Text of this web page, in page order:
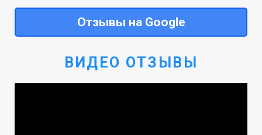
Отзывы на Google
ВИДЕО ОТЗЫВЫ